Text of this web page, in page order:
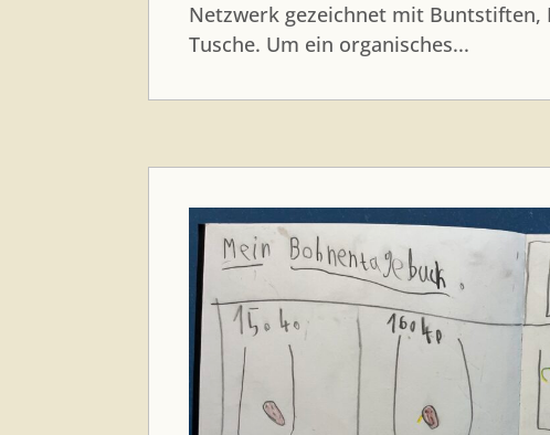
Netzwerk gezeichnet mit Buntstiften,
Tusche. Um ein organisches...